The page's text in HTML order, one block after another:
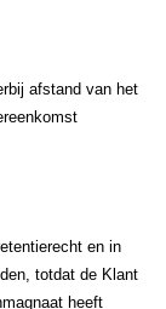
afstand van het
en in
totdat de Klant
heeft